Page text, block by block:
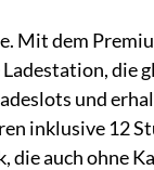
Mit dem
die
und
inklusive 12
die auch ohne